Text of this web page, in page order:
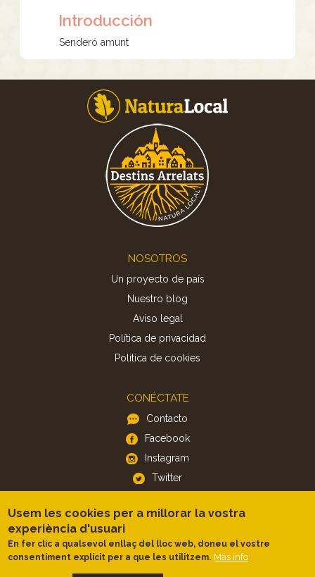
Introducción
Senderó amunt
NOSOTROS
Un proyecto de país
Nuestro blog
Aviso legal
Política de privacidad
Politica de cookies
CONÉCTATE
Contacto
Facebook
Instagram
Twitter
APP
iOS
Android
Usem les cookies per a millorar la vostra
experiència d'usuari
En fer clic a qualsevol enllaç del lloc web, doneu el vostre
consentiment explícit per a que les utilitzem. Más info